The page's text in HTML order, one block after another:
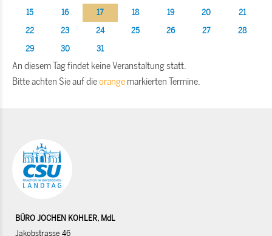
15
16 17 18 19 20
21
22
23 24 25 26 27
28
29
30 31
An diesem Tag findet keine Veranstaltung statt.
Bitte achten Sie auf dieorange markierten Termine.
BÜRO JOCHEN KOHLER, MdL
Jakobstrasse 46